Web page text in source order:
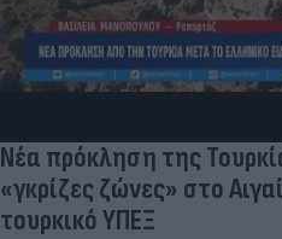
Νέα πρόκληση της
«γκρίζες ζώνες» στο
τουρκικό ΥΠΕΞ